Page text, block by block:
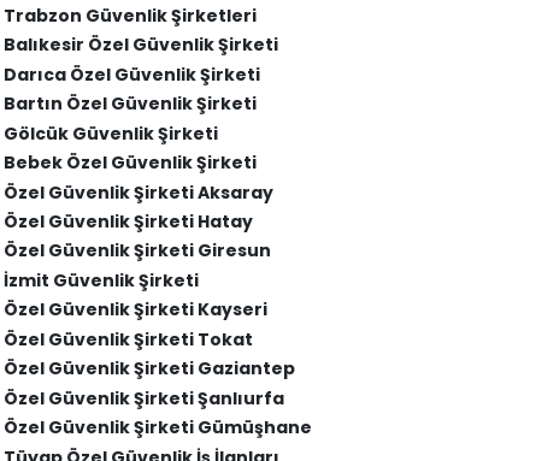
Trabzon Güvenlik Şirketleri
Balıkesir Özel Güvenlik Şirketi
Darıca Özel Güvenlik Şirketi
Bartın Özel Güvenlik Şirketi
Gölcük Güvenlik Şirketi
Bebek Özel Güvenlik Şirketi
Özel Güvenlik Şirketi Aksaray
Özel Güvenlik Şirketi Hatay
Özel Güvenlik Şirketi Giresun
İzmit Güvenlik Şirketi
Özel Güvenlik Şirketi Kayseri
Özel Güvenlik Şirketi Tokat
Özel Güvenlik Şirketi Gaziantep
Özel Güvenlik Şirketi Şanlıurfa
Özel Güvenlik Şirketi Gümüşhane